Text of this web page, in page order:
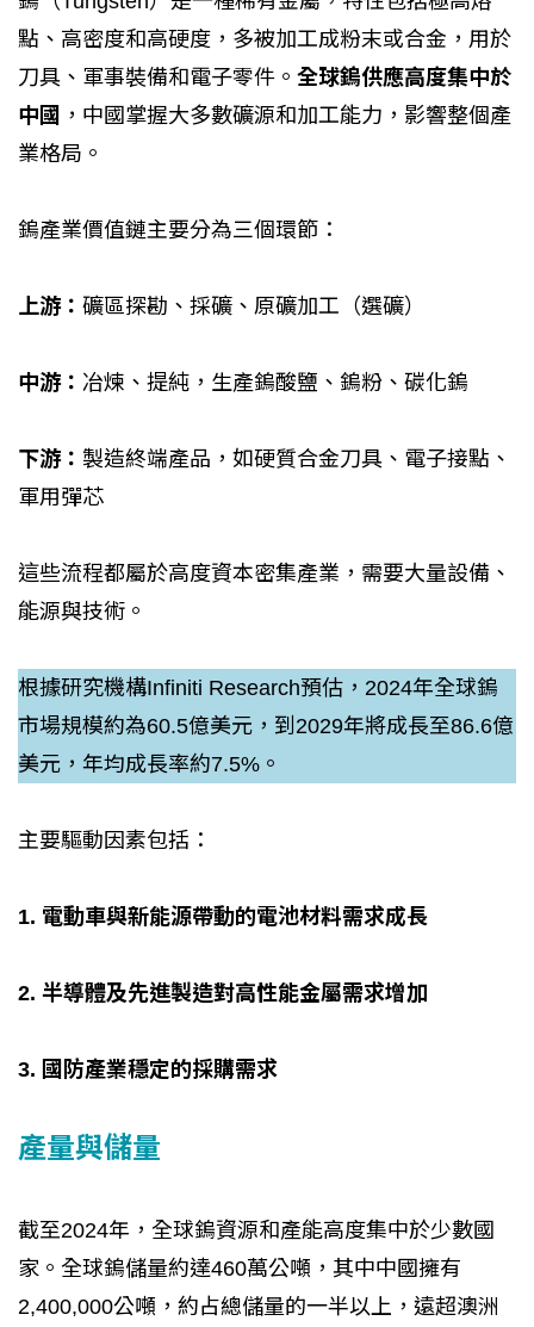
點、高密度和高硬度，多被加工成粉末或合金，用於
刀具、軍事裝備和電子零件。 全球鎢供應高度集中於
中國 ，中國掌握大多數礦源和加工能力，影響整個產
業格局。
鎢產業價值鏈主要分為三個環節：
上游： 礦區探勘、採礦、原礦加工（選礦）
中游： 冶煉、提純，生產鎢酸鹽、鎢粉、碳化鎢
下游： 製造終端產品，如硬質合金刀具、電子接點、
軍用彈芯
這些流程都屬於高度資本密集產業，需要大量設備、
能源與技術。
根據研究機構Infiniti Research預估，2024年全球鎢
市場規模約為60.5億美元，到2029年將成長至86.6億
美元，年均成長率約7.5%。
主要驅動因素包括：
1. 電動車與新能源帶動的電池材料需求成長
2. 半導體及先進製造對高性能金屬需求增加
3. 國防產業穩定的採購需求
產量與儲量
截至2024年，全球鎢資源和產能高度集中於少數國
家。全球鎢儲量約達460萬公噸，其中中國擁有
2,400,000公噸，約占總儲量的一半以上，遠超澳洲